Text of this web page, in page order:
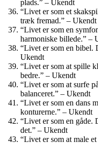
plads.” – Ukendt
“Livet er som et
træk fremad.” – Ukendt
“Livet er som en
harmoniske billede.” –
“Livet er som en bibel.
Ukendt
“Livet er som at spille
bedre.” – Ukendt
“Livet er som at surfe
balanceret.” – Ukendt
“Livet er som en dans
konturerne.” – Ukendt
“Livet er som en gåde.
det.” – Ukendt
“Livet er som at male